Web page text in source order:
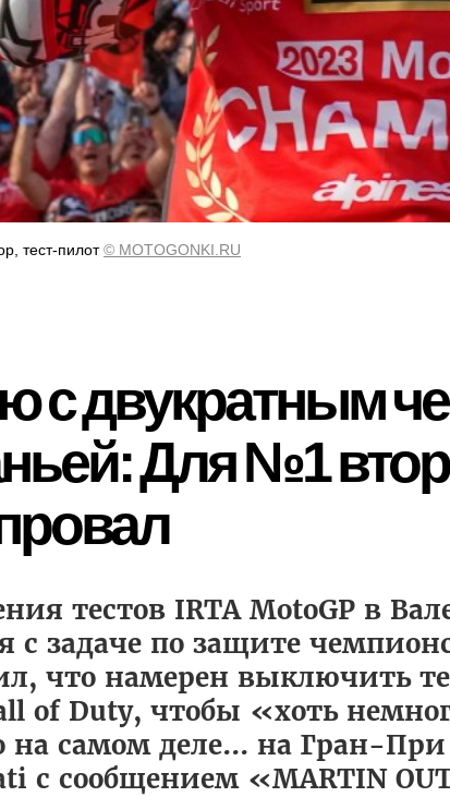
тест-пилот© MOTOGONKI.RU
с двукратным
Для №1
тестов IRTA MotoGP в
задаче по защите
что намерен выключить
of Duty, чтобы «хоть
на самом деле... на Гран-
с сообщением «MARTIN